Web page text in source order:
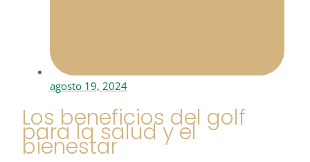
agosto 19, 2024
Los beneficios del golf
para la salud y el
bienestar